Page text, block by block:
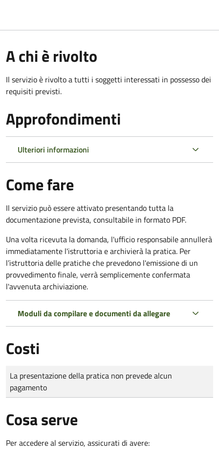
A chi è rivolto
Il servizio è rivolto a tutti i soggetti interessati in possesso dei
requisiti previsti.
Approfondimenti
Ulteriori informazioni
Come fare
Il servizio può essere attivato presentando tutta la
documentazione prevista, consultabile in formato PDF.
Una volta ricevuta la domanda, l'ufficio responsabile annullerà
immediatamente l'istruttoria e archivierà la pratica. Per
l’istruttoria delle pratiche che prevedono l'emissione di un
provvedimento finale, verrà semplicemente confermata
l'avvenuta archiviazione.
Moduli da compilare e documenti da allegare
Costi
Tipo di pagamento
Importo
La presentazione della pratica non prevede alcun
pagamento
Cosa serve
Per accedere al servizio, assicurati di avere: